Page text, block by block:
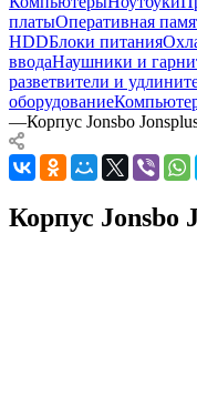
платыОперативная
HDDБлоки питания
вводаНаушники и
разветвители и
оборудование
—Корпус Jonsbo
Корпус Jonsbo